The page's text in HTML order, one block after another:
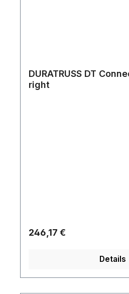
DURATRUSS DT
right
Regulärer Preis:
246,17 €
Details